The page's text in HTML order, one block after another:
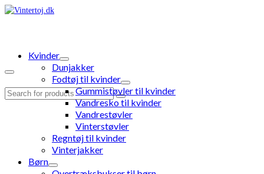
Search
Kvinder
Dunjakker
Fodtøj til kvinder
Gummistøvler til kvinder
Vandresko til kvinder
Vandrestøvler
Vinterstøvler
Regntøj til kvinder
Vinterjakker
Børn